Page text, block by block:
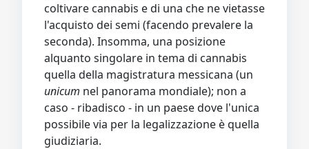
coltivare cannabis e di una che ne vietasse
l'acquisto dei semi (facendo prevalere la
seconda). Insomma, una posizione
alquanto singolare in tema di cannabis
quella della magistratura messicana (un
unicum nel panorama mondiale); non a
caso - ribadisco - in un paese dove l'unica
possibile via per la legalizzazione è quella
giudiziaria.